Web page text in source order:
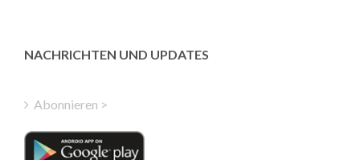
NACHRICHTEN UND UPDATES
Abonnieren >